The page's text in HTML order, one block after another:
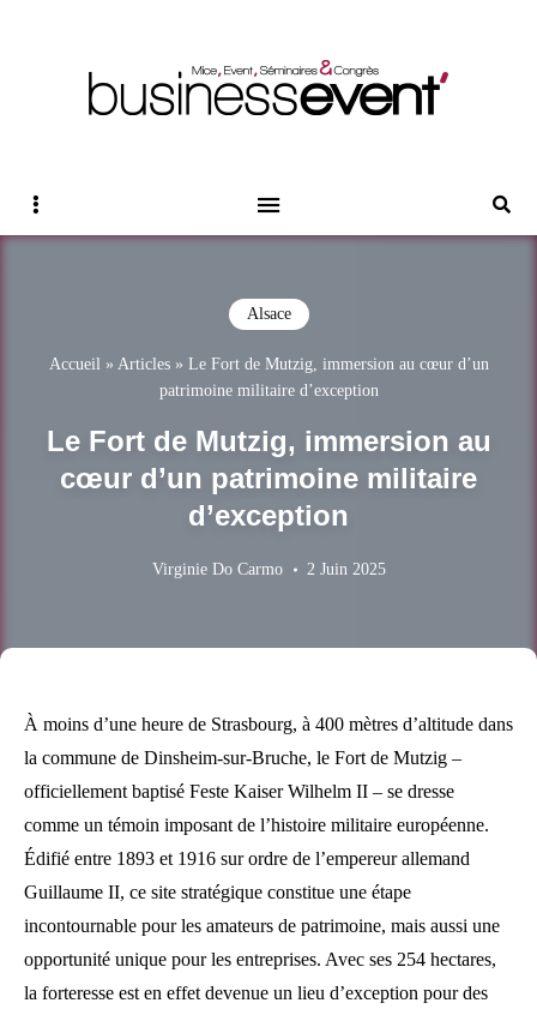
Sidebar
Alsace
Accueil» Articles» Le Fort de Mutzig, immersion au cœur d’un
patrimoine militaire d’exception
Le Fort de Mutzig, immersion au
cœur d’un patrimoine militaire
d’exception
Virginie Do Carmo 2 Juin 2025
À moins d’une heure de Strasbourg, à 400 mètres d’altitude dans
la commune de Dinsheim-sur-Bruche, le Fort de Mutzig –
officiellement baptisé Feste Kaiser Wilhelm II – se dresse
comme un témoin imposant de l’histoire militaire européenne.
Édifié entre 1893 et 1916 sur ordre de l’empereur allemand
Guillaume II, ce site stratégique constitue une étape
incontournable pour les amateurs de patrimoine, mais aussi une
opportunité unique pour les entreprises. Avec ses 254 hectares,
la forteresse est en effet devenue un lieu d’exception pour des